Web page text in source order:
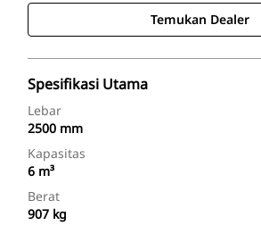
Temukan Dealer
Spesifikasi Utama
Lebar
2500 mm
Kapasitas
6 m³
Berat
907 kg